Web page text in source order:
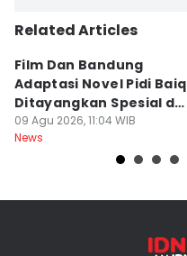
Related Articles
Film Dan Bandung
Adaptasi Novel Pidi Baiq
Ditayangkan Spesial di
Jogja
09 Agu 2026, 11:04 WIB
News